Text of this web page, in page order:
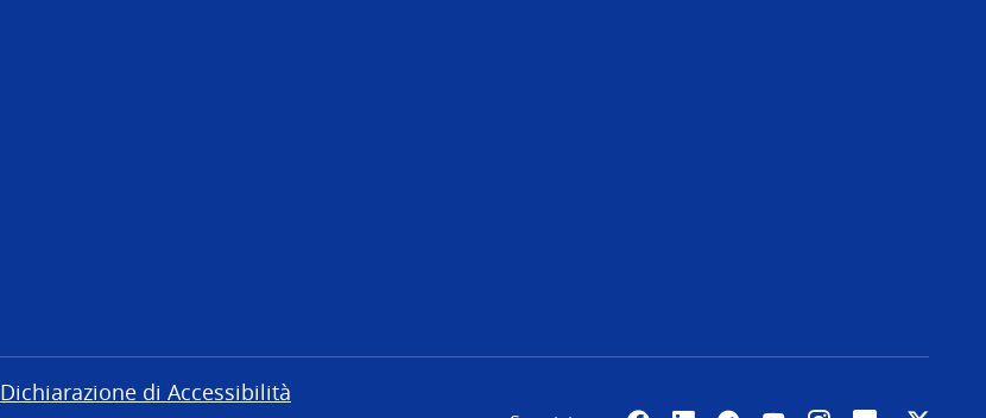
Dichiarazione di Accessibilità